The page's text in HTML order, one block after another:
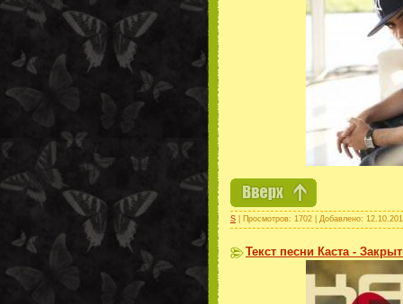
S | Просмотров: 1702 | Добавлено:
Текст песни Каста -